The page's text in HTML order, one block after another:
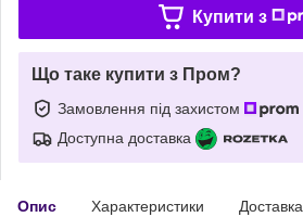
Купити з
Що таке купити з Пром?
Замовлення під захистом
Доступна доставка
Опис Характеристики Доставка